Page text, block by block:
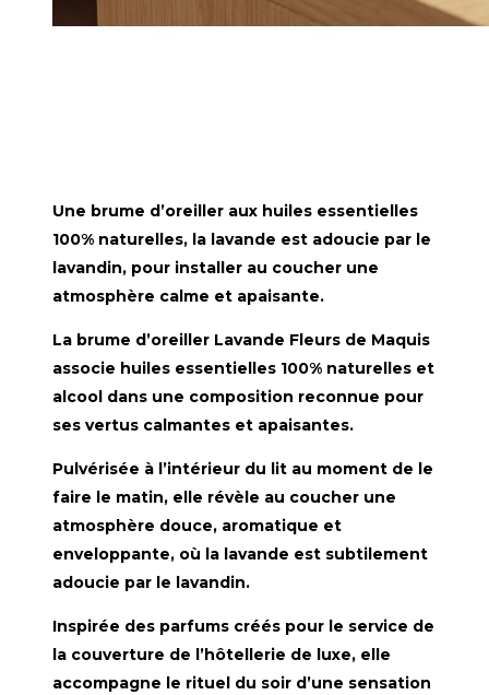
Une brume d’oreiller aux huiles essentielles
100% naturelles, la lavande est adoucie par le
lavandin, pour installer au coucher une
atmosphère calme et apaisante.
La brume d’oreiller Lavande Fleurs de Maquis
associe huiles essentielles 100% naturelles et
alcool dans une composition reconnue pour
ses vertus calmantes et apaisantes.
Pulvérisée à l’intérieur du lit au moment de le
faire le matin, elle révèle au coucher une
atmosphère douce, aromatique et
enveloppante, où la lavande est subtilement
adoucie par le lavandin.
Inspirée des parfums créés pour le service de
la couverture de l’hôtellerie de luxe, elle
accompagne le rituel du soir d’une sensation